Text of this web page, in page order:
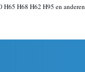
H65 H68 H62 H95 en anderen